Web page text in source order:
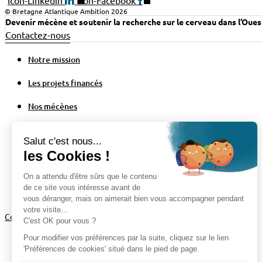
© Bretagne Atlantique Ambition 2026
Devenir mécène et soutenir la recherche sur le cerveau dans
Contactez-nous
Notre mission
Les projets financés
Nos mécènes
Notre mission
Nos mécènes
Actualités
Configuration des cookies
Politique de confidentialité